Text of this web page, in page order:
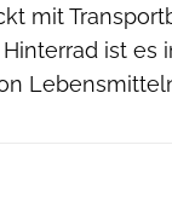
mit
ist es